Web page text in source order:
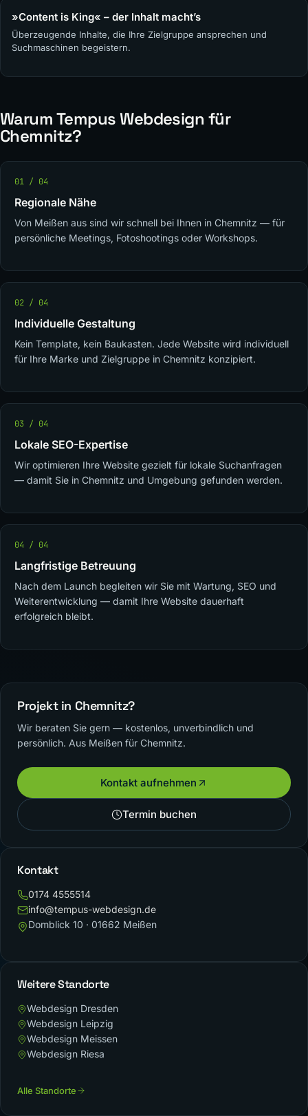
»Content is King« – der Inhalt macht’s
Überzeugende Inhalte, die Ihre Zielgruppe ansprechen und
Suchmaschinen begeistern.
Warum Tempus Webdesign für
Chemnitz?
01 / 04
Regionale Nähe
Von Meißen aus sind wir schnell bei Ihnen in Chemnitz — für
persönliche Meetings, Fotoshootings oder Workshops.
02 / 04
Individuelle Gestaltung
Kein Template, kein Baukasten. Jede Website wird individuell
für Ihre Marke und Zielgruppe in Chemnitz konzipiert.
03 / 04
Lokale SEO-Expertise
Wir optimieren Ihre Website gezielt für lokale Suchanfragen
— damit Sie in Chemnitz und Umgebung gefunden werden.
04 / 04
Langfristige Betreuung
Nach dem Launch begleiten wir Sie mit Wartung, SEO und
Weiterentwicklung — damit Ihre Website dauerhaft
erfolgreich bleibt.
Projekt in Chemnitz?
Wir beraten Sie gern — kostenlos, unverbindlich und
persönlich. Aus Meißen für Chemnitz.
Kontakt aufnehmen
Termin buchen
Kontakt
0174 4555514
info@tempus-webdesign.de
Domblick 10 · 01662 Meißen
Weitere Standorte
Webdesign Dresden
Webdesign Leipzig
Webdesign Meissen
Webdesign Riesa
Alle Standorte